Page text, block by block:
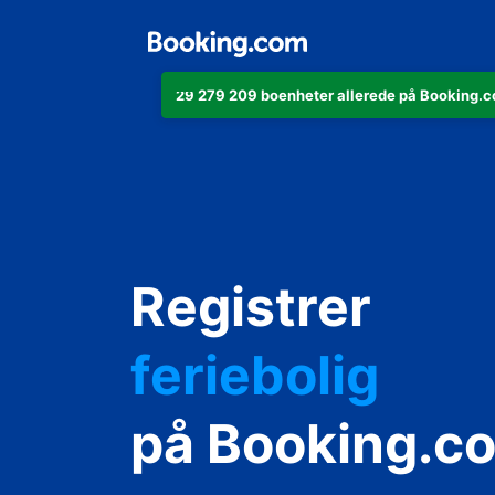
29 279 209 boenheter allerede på
Registrer
hotellet ditt
feriebolig
gjestgiveriet
på